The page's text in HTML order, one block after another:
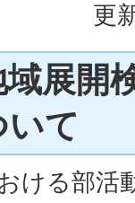
更
展開
て
ける部活